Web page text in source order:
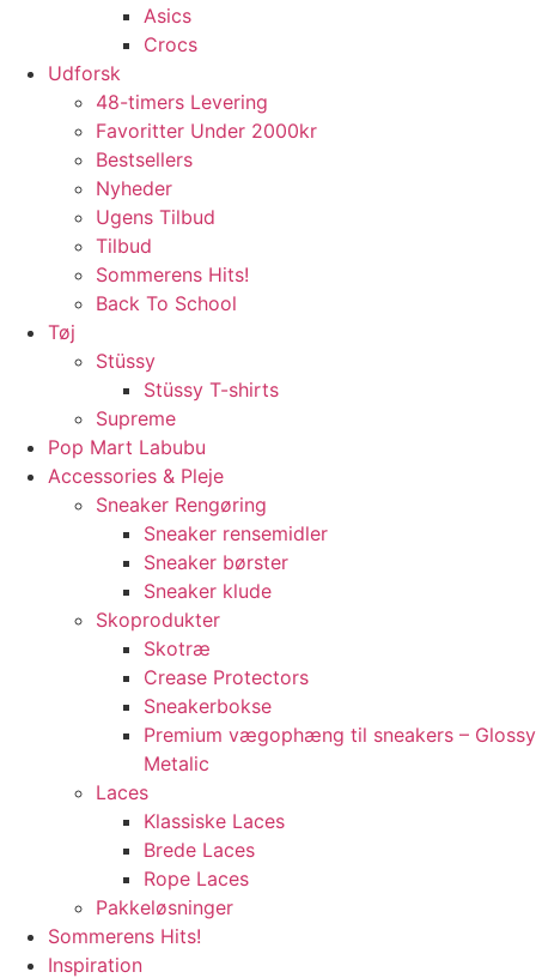
Asics
Crocs
Udforsk
48-timers Levering
Favoritter Under 2000kr
Bestsellers
Nyheder
Ugens Tilbud
Tilbud
Sommerens Hits!
Back To School
Tøj
Stüssy
Stüssy T-shirts
Supreme
Pop Mart Labubu
Accessories & Pleje
Sneaker Rengøring
Sneaker rensemidler
Sneaker børster
Sneaker klude
Skoprodukter
Skotræ
Crease Protectors
Sneakerbokse
Premium vægophæng til sneakers – Glossy
Metalic
Laces
Klassiske Laces
Brede Laces
Rope Laces
Pakkeløsninger
Sommerens Hits!
Inspiration